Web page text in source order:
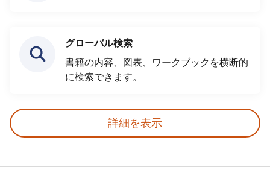
グローバル検索
書籍の内容、図表、ワークブックを横断的
に検索できます。
詳細を表示